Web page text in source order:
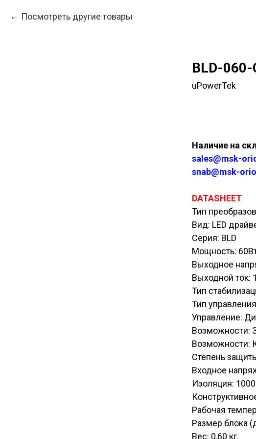
Посмотреть другие товары
BLD-
uPowerTek
Наличие на
sales@msk-
snab@msk-
DATASHEET
Тип
Вид: LED
Серия: BLD
Мощность:
Выходное
Выходной ток:
Тип
Тип
Управление:
Возможности:
Возможности:
Степень
Входное
Изоляция:
Рабочая
Размер блока
Вес: 0,60 кг.